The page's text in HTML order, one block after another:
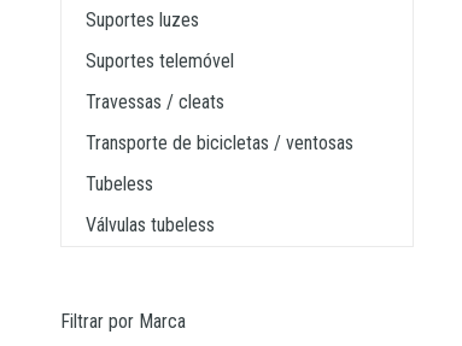
suportes luzes
suportes telemóvel
travessas / cleats
transporte de bicicletas / ventosas
tubeless
válvulas tubeless
Filtrar por Marca